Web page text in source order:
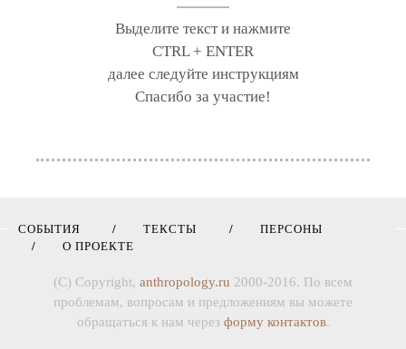
Выделите текст и нажмите
CTRL + ENTER
далее следуйте инструкциям
Спасибо за участие!
СОБЫТИЯ ТЕКСТЫ
ПЕРСОНЫ
О ПРОЕКТЕ
(C) Copyright, anthropology.ru 2000-2016. По всем
проблемам, вопросам и предложениям вы можете
обращаться к нам через форму контактов.